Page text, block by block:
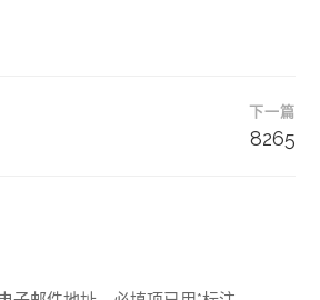
下一篇
8265